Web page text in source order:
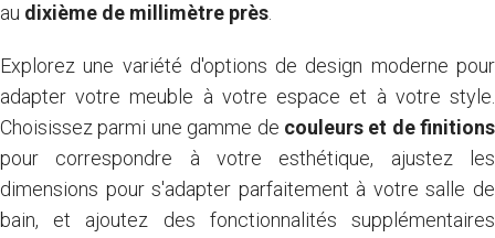
au dixième de millimètre près.
Explorez une variété d'options de design moderne pour
adapter votre meuble à votre espace et à votre style.
Choisissez parmi une gamme de couleurs et de finitions
pour correspondre à votre esthétique, ajustez les
dimensions pour s'adapter parfaitement à votre salle de
bain, et ajoutez des fonctionnalités supplémentaires